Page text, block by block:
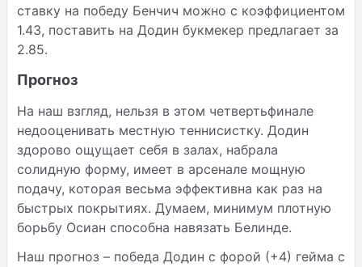
ставку на победу Бенчич можно с коэффициентом
1.43, поставить на Додин букмекер предлагает за
2.85.
Прогноз
На наш взгляд, нельзя в этом четвертьфинале
недооценивать местную теннисистку. Додин
здорово ощущает себя в залах, набрала
солидную форму, имеет в арсенале мощную
подачу, которая весьма эффективна как раз на
быстрых покрытиях. Думаем, минимум плотную
борьбу Осиан способна навязать Белинде.
Наш прогноз – победа Додин с форой (+4) гейма с